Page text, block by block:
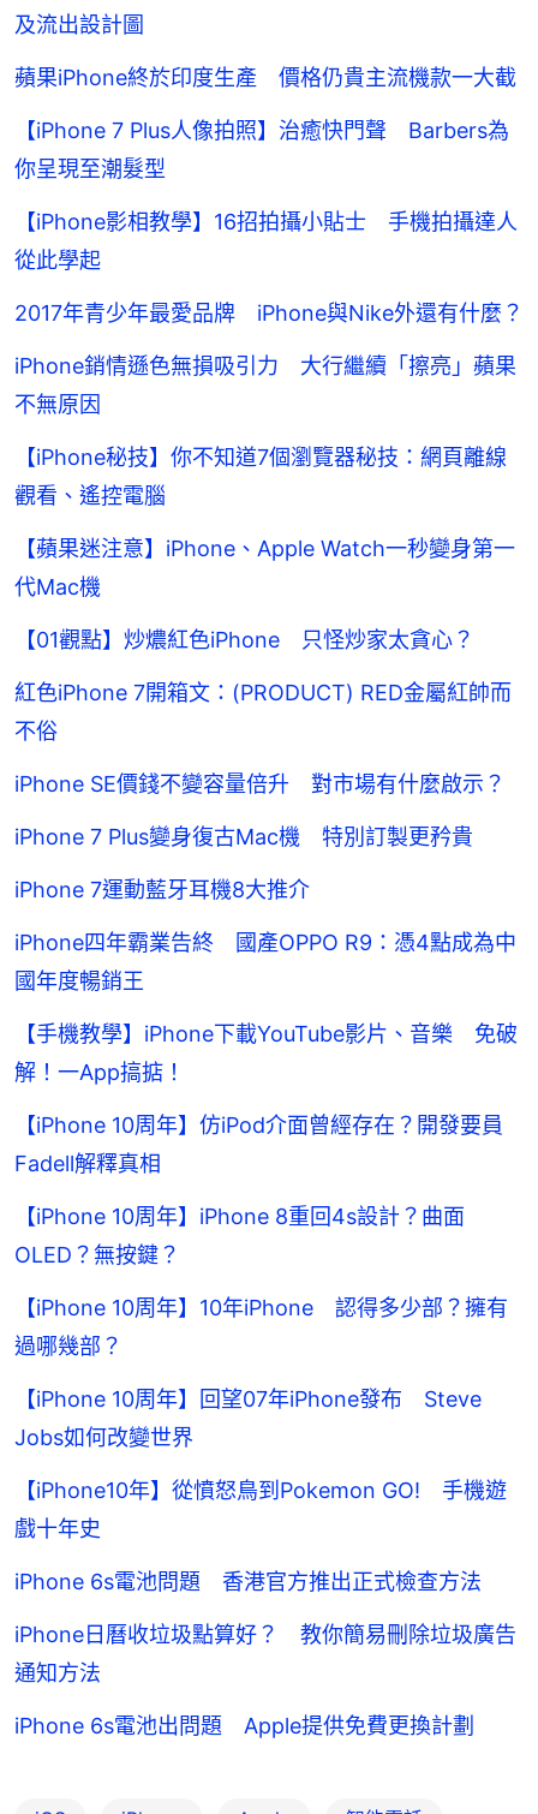
及流出設計圖
蘋果iPhone終於印度生產 價格仍貴主流機款一大截
【iPhone 7 Plus人像拍照】治癒快門聲 Barbers為
你呈現至潮髮型
【iPhone影相教學】16招拍攝小貼士 手機拍攝達人
從此學起
2017年青少年最愛品牌 iPhone與Nike外還有什麼？
iPhone銷情遜色無損吸引力 大行繼續「擦亮」蘋果
不無原因
【iPhone秘技】你不知道7個瀏覽器秘技：網頁離線
觀看、遙控電腦
【蘋果迷注意】iPhone、Apple Watch一秒變身第一
代Mac機
【01觀點】炒燶紅色iPhone 只怪炒家太貪心？
紅色iPhone 7開箱文：(PRODUCT) RED金屬紅帥而
不俗
iPhone SE價錢不變容量倍升 對市場有什麼啟示？
iPhone 7 Plus變身復古Mac機 特別訂製更矜貴
iPhone 7運動藍牙耳機8大推介
iPhone四年霸業告終 國產OPPO R9：憑4點成為中
國年度暢銷王
【手機教學】iPhone下載YouTube影片、音樂 免破
解！一App搞掂！
【iPhone 10周年】仿iPod介面曾經存在？開發要員
Fadell解釋真相
【iPhone 10周年】iPhone 8重回4s設計？曲面
OLED？無按鍵？
【iPhone 10周年】10年iPhone 認得多少部？擁有
過哪幾部？
【iPhone 10周年】回望07年iPhone發布 Steve
Jobs如何改變世界
【iPhone10年】從憤怒鳥到Pokemon GO! 手機遊
戲十年史
iPhone 6s電池問題 香港官方推出正式檢查方法
iPhone日曆收垃圾點算好？ 教你簡易刪除垃圾廣告
通知方法
iPhone 6s電池出問題 Apple提供免費更換計劃